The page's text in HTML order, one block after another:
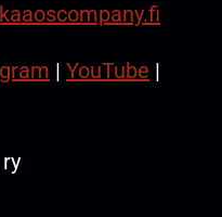
| YouTube |